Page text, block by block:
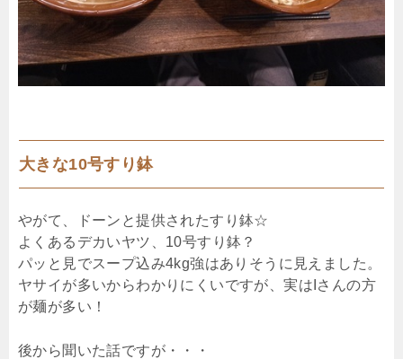
大きな10号すり鉢
やがて、ドーンと提供されたすり鉢☆
よくあるデカいヤツ、10号すり鉢？
パッと見でスープ込み4kg強はありそうに見えました。
ヤサイが多いからわかりにくいですが、実はIさんの方
が麺が多い！
後から聞いた話ですが・・・